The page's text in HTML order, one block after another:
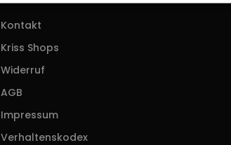
Kontakt
Kriss Shops
Widerruf
AGB
Impressum
Verhaltenskodex